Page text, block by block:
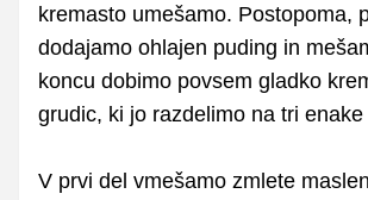
kremasto umešamo. Postopoma,
dodajamo ohlajen puding in
koncu dobimo povsem gladko
grudic, ki jo razdelimo na tri enake
V prvi del vmešamo zmlete